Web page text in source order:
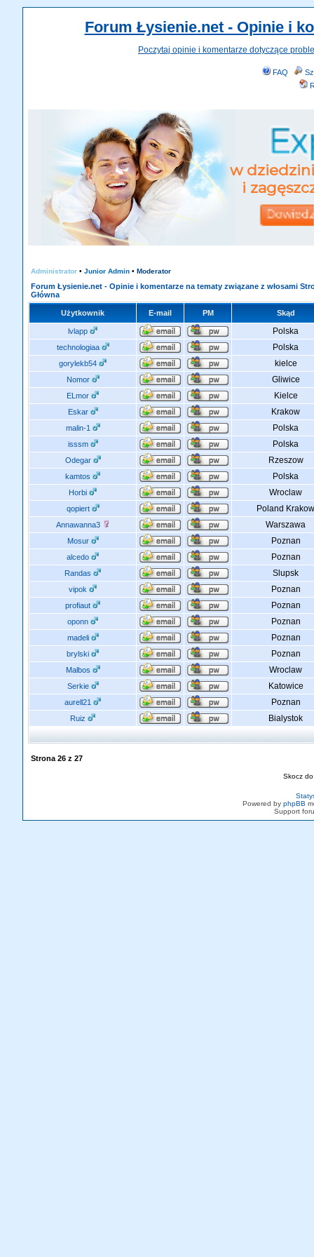
Forum Łysienie.net - Opinie i
Poczytaj opinie i komentarze dotyczące
FAQ
Administrator • Junior Admin • Moderator
Forum Łysienie.net - Opinie i komentarze na tematy związane z włosami
Główna
Użytkownik E-mail PM Skąd
lvlapp Polska
technologiaa Polska
gorylekb54 kielce
Nomor Gliwice
ELmor Kielce
Eskar Krakow
malin-1 Polska
isssm Polska
Odegar Rzeszow
kamtos Polska
Horbi Wroclaw
qopiert Poland Krakow
Annawanna3 Warszawa
Mosur Poznan
alcedo Poznan
Randas Slupsk
vipok Poznan
profiaut Poznan
oponn Poznan
madeli Poznan
brylski Poznan
Malbos Wroclaw
Serkie Katowice
aurell21 Poznan
Ruiz Bialystok
Strona 26 z 27
Skocz
Powered by phpBB
Support